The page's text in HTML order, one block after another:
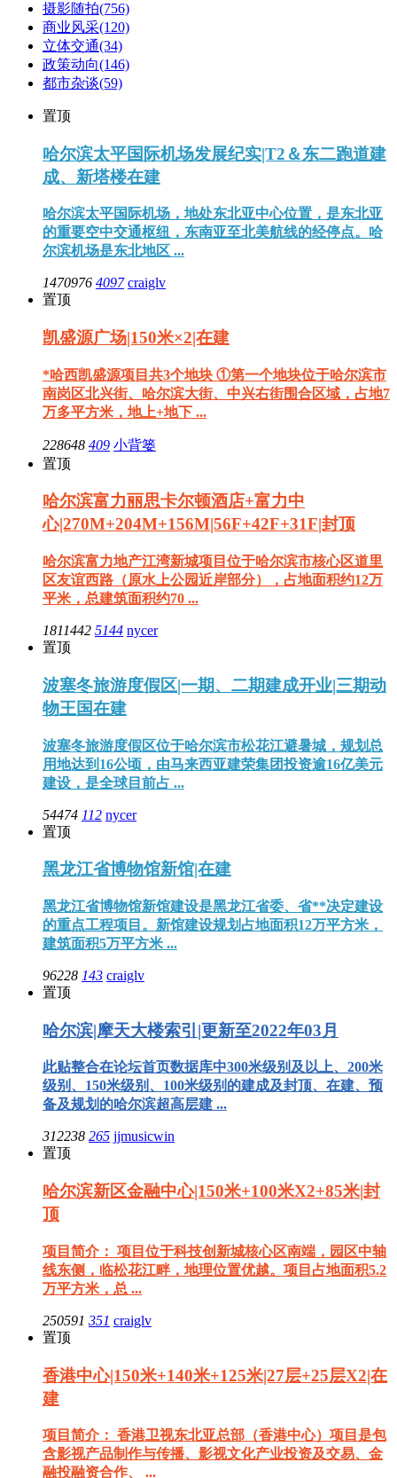
摄影随拍(756)
商业风采(120)
立体交通(34)
政策动向(146)
都市杂谈(59)
置顶
哈尔滨太平国际机场发展纪实|T2＆东二跑道建
成、新塔楼在建
哈尔滨太平国际机场，地处东北亚中心位置，是东北亚
的重要空中交通枢纽，东南亚至北美航线的经停点。哈
尔滨机场是东北地区 ...
1470976 4097 craiglv
置顶
凯盛源广场|150米×2|在建
*哈西凯盛源项目共3个地块 ①第一个地块位于哈尔滨市
南岗区北兴街、哈尔滨大街、中兴右街围合区域，占地7
万多平方米，地上+地下 ...
228648 409 小背篓
置顶
哈尔滨富力丽思卡尔顿酒店+富力中
心|270M+204M+156M|56F+42F+31F|封顶
哈尔滨富力地产江湾新城项目位于哈尔滨市核心区道里
区友谊西路（原水上公园近岸部分），占地面积约12万
平米，总建筑面积约70 ...
1811442 5144 nycer
置顶
波塞冬旅游度假区|一期、二期建成开业|三期动
物王国在建
波塞冬旅游度假区位于哈尔滨市松花江避暑城，规划总
用地达到16公顷，由马来西亚建荣集团投资逾16亿美元
建设，是全球目前占 ...
54474 112 nycer
置顶
黑龙江省博物馆新馆|在建
黑龙江省博物馆新馆建设是黑龙江省委、省**决定建设
的重点工程项目。新馆建设规划占地面积12万平方米，
建筑面积5万平方米 ...
96228 143 craiglv
置顶
哈尔滨|摩天大楼索引|更新至2022年03月
此贴整合在论坛首页数据库中300米级别及以上、200米
级别、150米级别、100米级别的建成及封顶、在建、预
备及规划的哈尔滨超高层建 ...
312238 265 jjmusicwin
置顶
哈尔滨新区金融中心|150米+100米X2+85米|封
顶
项目简介： 项目位于科技创新城核心区南端，园区中轴
线东侧，临松花江畔，地理位置优越。项目占地面积5.2
万平方米，总 ...
250591 351 craiglv
置顶
香港中心|150米+140米+125米|27层+25层X2|在
建
项目简介： 香港卫视东北亚总部（香港中心）项目是包
含影视产品制作与传播、影视文化产业投资及交易、金
融投融资合作、 ...